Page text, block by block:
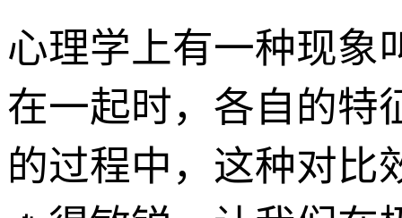
心理学上有一种现象
在一起时，各自的特
的过程中，这种对比